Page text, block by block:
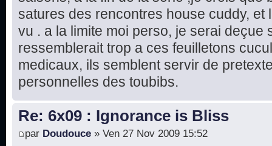
satures des rencontres house cuddy, et
vu . a la limite moi perso, je serai deçue
ressemblerait trop a ces feuilletons
medicaux, ils semblent servir de
personnelles des toubibs.
Re: 6x09 : Ignorance is Bliss
par Doudouce » Ven 27 Nov 2009 15:52